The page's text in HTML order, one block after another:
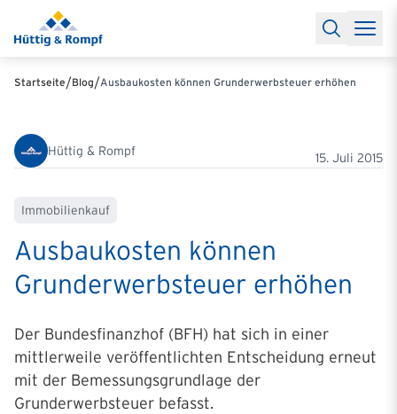
Baufinanzierung
RechnerBaufinanzierungsrechner
Anschlussfinanzierung
Partnerschaft
Partner werden
Käuferprofile 2026
News & Events
Über unsIhre Ansprechpartner
Startseite/Blog/Ausbaukosten können Grunderwerbsteuer erhöhen
Hüttig & Rompf 15. Juli 2015
Immobilienkauf
Ausbaukosten können
Grunderwerbsteuer erhöhen
Der Bundesfinanzhof (BFH) hat sich in einer
mittlerweile veröffentlichten Entscheidung erneut
mit der Bemessungsgrundlage der
Grunderwerbsteuer befasst.